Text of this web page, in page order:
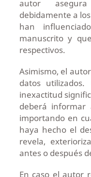
autor
debidamente a
han
manuscrito y
respectivos.
Asimismo, el
datos
inexactitud
deberá
importando en
haya hecho el
revela,
antes o después
En caso el autor